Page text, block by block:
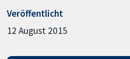
Veröffentlicht
12 August 2015